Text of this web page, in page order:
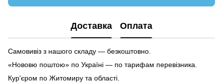
Доставка Оплата
Самовивіз з нашого складу — безкоштовно.
«Нововю поштою» по Україні — по тарифам перевізника.
Кур'єром по Житомиру та області.